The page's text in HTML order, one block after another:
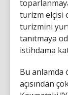
turizm elçisi
turizmini
tanıtmaya
istihdama
Bu anlamda
açısından